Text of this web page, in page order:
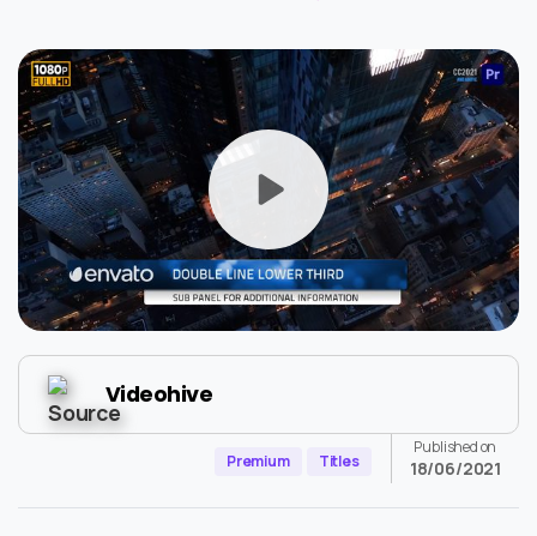
Videohive
Premium Titles
Published on
18/06/2021